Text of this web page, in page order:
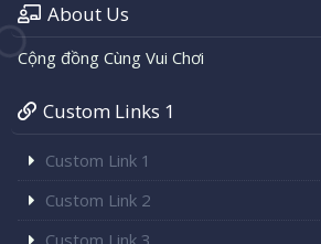
About Us
Cộng đồng Cùng Vui Chơi
Custom Links 1
Custom Link 1
Custom Link 2